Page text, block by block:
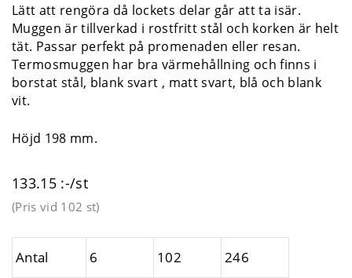
Lätt att rengöra då lockets delar går att ta isär.
Muggen är tillverkad i rostfritt stål och korken är helt
tät. Passar perfekt på promenaden eller resan.
Termosmuggen har bra värmehållning och finns i
borstat stål, blank svart , matt svart, blå och blank
vit.
Höjd 198 mm.
133.15 :-/st
(Pris vid 102 st)
Antal 6 102 246